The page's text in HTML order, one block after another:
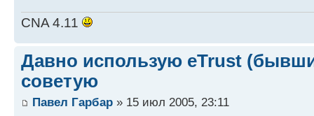
CNA 4.11
Давно использую eTrust
советую
Павел Гарбар » 15 июл 2005, 23:11